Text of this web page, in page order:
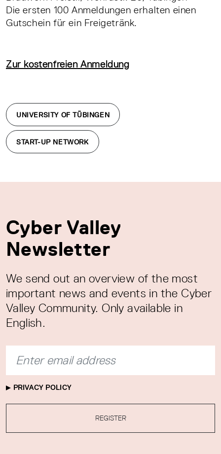
Die ersten 100 Anmeldungen erhalten einen
Gutschein für ein Freigetränk.
Zur kostenfreien Anmeldung
UNIVERSITY OF TÜBINGEN
START-UP NETWORK
Cyber Valley
Newsletter
We send out an overview of the most
important news and events in the Cyber
Valley Community. Only available in
English.
PRIVACY POLICY
REGISTER